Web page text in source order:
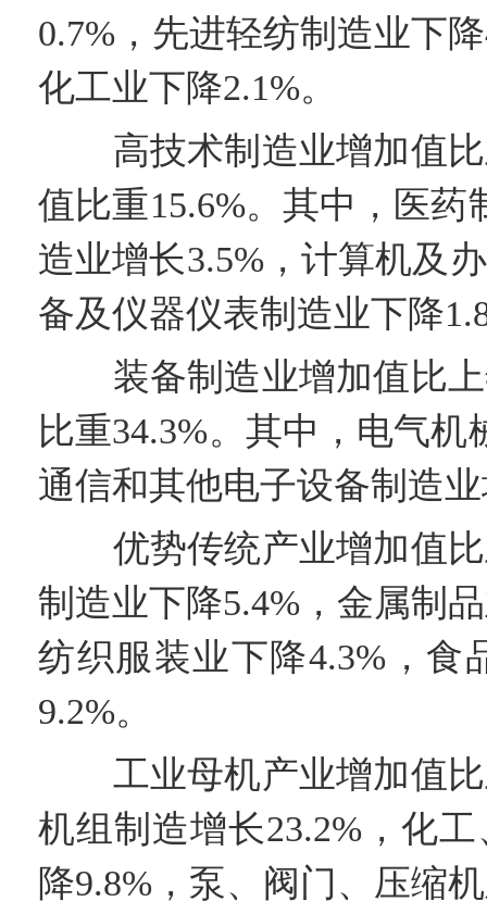
0.7%，先进轻纺制造业下
化工业下降2.1%。
高技术制造业增加值比
值比重15.6%。其中，医
造业增长3.5%，计算机及
备及仪器仪表制造业下降
装备制造业增加值比上
比重34.3%。其中，电气
通信和其他电子设备制造
优势传统产业增加值比
制造业下降5.4%，金属制
纺织服装业下降4.3%，食
9.2%。
工业母机产业增加值比
机组制造增长23.2%，化
降9.8%，泵、阀门、压缩